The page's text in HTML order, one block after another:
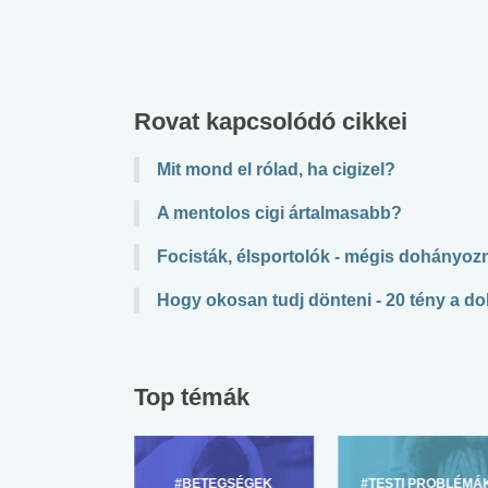
Rovat kapcsolódó cikkei
Mit mond el rólad, ha cigizel?
A mentolos cigi ártalmasabb?
Focisták, élsportolók - mégis
Hogy okosan tudj dönteni - 20 tény a
Top témák
#BETEGSÉGEK #TESTI